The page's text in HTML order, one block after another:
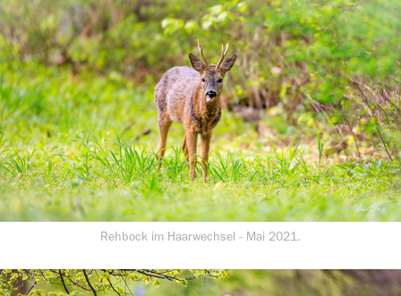
Rehbock im Haarwechsel - Mai 2021.